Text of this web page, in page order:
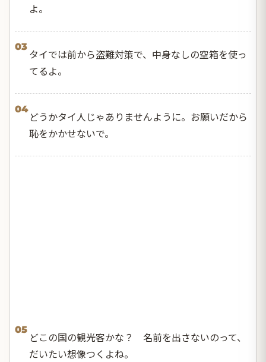
よ。
03
タイでは前から盗難対策で、中身なしの空箱を使っ
てるよ。
04
どうかタイ人じゃありませんように。お願いだから
恥をかかせないで。
05
どこの国の観光客かな？ 名前を出さないのって、
だいたい想像つくよね。